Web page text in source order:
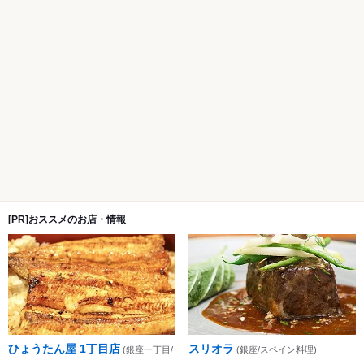
[PR]おススメのお店・情報
ひょうたん屋 1丁目店 (銀座一丁目/
スリオラ (銀座/スペイン料理)